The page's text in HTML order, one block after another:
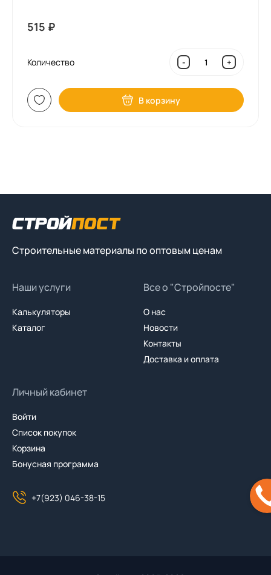
515 ₽
Количество - +
В корзину
Строительные материалы по оптовым ценам
Наши услуги
Калькуляторы
Каталог
Все о "Стройпосте"
О нас
Новости
Контакты
Доставка и оплата
Личный кабинет
Войти
Список покупок
Корзина
Бонусная программа
+7(923) 046-38-15